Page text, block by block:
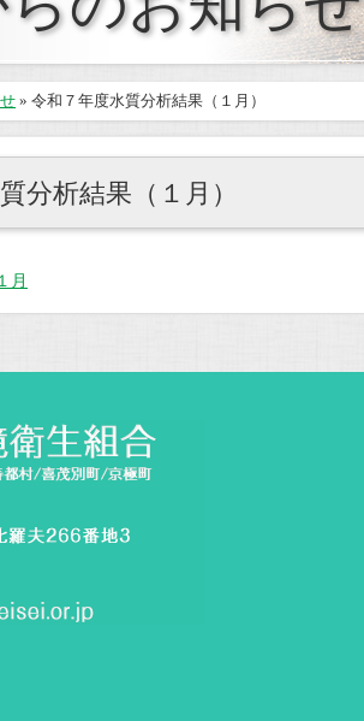
» 令和７年度水質分析結果（１月）
分析結果（１月）
月